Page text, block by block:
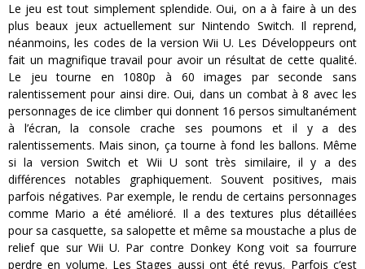
Le jeu est tout simplement splendide. Oui, on a à faire à un des
plus beaux jeux actuellement sur Nintendo Switch. Il reprend,
néanmoins, les codes de la version Wii U. Les Développeurs ont
fait un magnifique travail pour avoir un résultat de cette qualité.
Le jeu tourne en 1080p à 60 images par seconde sans
ralentissement pour ainsi dire. Oui, dans un combat à 8 avec les
personnages de ice climber qui donnent 16 persos simultanément
à l’écran, la console crache ses poumons et il y a des
ralentissements. Mais sinon, ça tourne à fond les ballons. Même
si la version Switch et Wii U sont très similaire, il y a des
différences notables graphiquement. Souvent positives, mais
parfois négatives. Par exemple, le rendu de certains personnages
comme Mario a été amélioré. Il a des textures plus détaillées
pour sa casquette, sa salopette et même sa moustache a plus de
relief que sur Wii U. Par contre Donkey Kong voit sa fourrure
perdre en volume. Les Stages aussi ont été revus. Parfois c’est